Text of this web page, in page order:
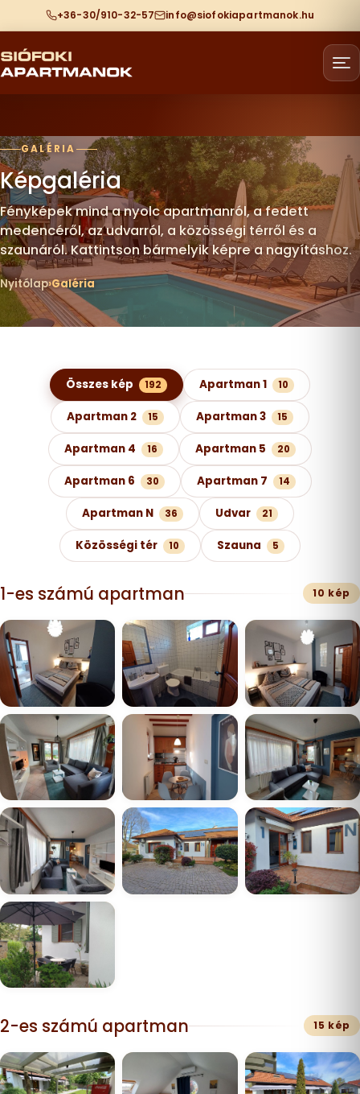
+36-30/910-32-57 info@siofokiapartmanok.hu
GALÉRIA
Képgaléria
Fényképek mind a nyolc apartmanról, a fedett
medencéről, az udvarról, a közösségi térről és a
szaunáról. Kattintson bármelyik képre a nagyításhoz.
Nyitólap Galéria
Képgaléria kategóriák szerint
Összes kép 192 Apartman 1 10
Apartman 2 15 Apartman 3 15
Apartman 4 16 Apartman 5 20
Apartman 6 30 Apartman 7 14
Apartman N 36 Udvar 21
Közösségi tér 10 Szauna 5
1-es számú apartman 10 kép
2-es számú apartman 15 kép